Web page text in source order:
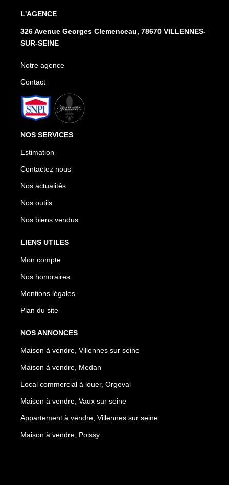
L'AGENCE
326 Avenue Georges Clemenceau, 78670 VILLENNES-
SUR-SEINE
Notre agence
Contact
NOS SERVICES
Estimation
Contactez nous
Nos actualités
Nos outils
Nos biens vendus
LIENS UTILES
Mon compte
Nos honoraires
Mentions légales
Plan du site
NOS ANNONCES
Maison à vendre, Villennes sur seine
Maison à vendre, Medan
Local commercial à louer, Orgeval
Maison à vendre, Vaux sur seine
Appartement à vendre, Villennes sur seine
Maison à vendre, Poissy